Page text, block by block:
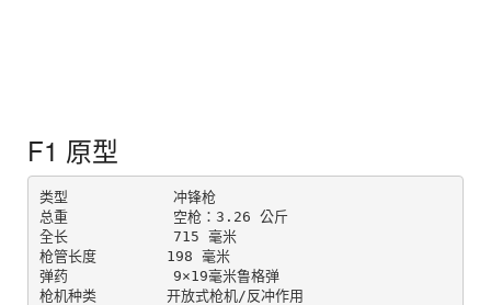
F1 原型
类型            冲锋枪
总重            空枪：3.26 公斤
全长            715 毫米
枪管长度        198 毫米
弹药            9×19毫米鲁格弹
枪机种类        开放式枪机/反冲作用